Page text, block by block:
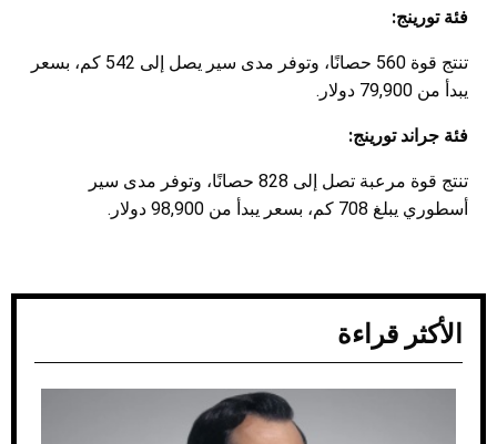
فئة تورينج:
تنتج قوة 560 حصانًا، وتوفر مدى سير يصل إلى 542 كم، بسعر
يبدأ من 79,900 دولار.
فئة جراند تورينج:
تنتج قوة مرعبة تصل إلى 828 حصانًا، وتوفر مدى سير
أسطوري يبلغ 708 كم، بسعر يبدأ من 98,900 دولار.
الأكثر قراءة